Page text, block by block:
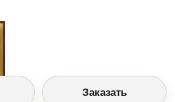
Заказать